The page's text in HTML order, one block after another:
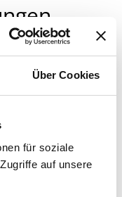
Über Cookies
für soziale
auf unsere
für ein
können Sie
und
Bei der